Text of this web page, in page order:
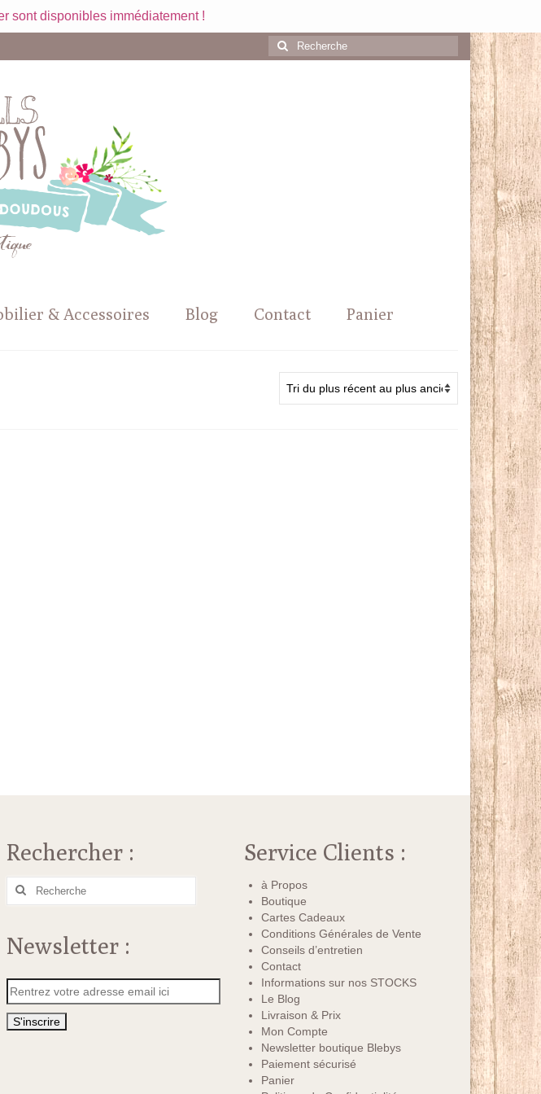
sont disponibles immédiatement !
Rechercher
:
& Accessoires Blog Contact Panier
Rechercher :
Rechercher
Newsletter :
Service Clients :
à Propos
Boutique
Cartes Cadeaux
Conditions Générales de Vente
Conseils d’entretien
Contact
Informations sur nos STOCKS
Le Blog
Livraison & Prix
Mon Compte
Newsletter boutique Blebys
Paiement sécurisé
Panier